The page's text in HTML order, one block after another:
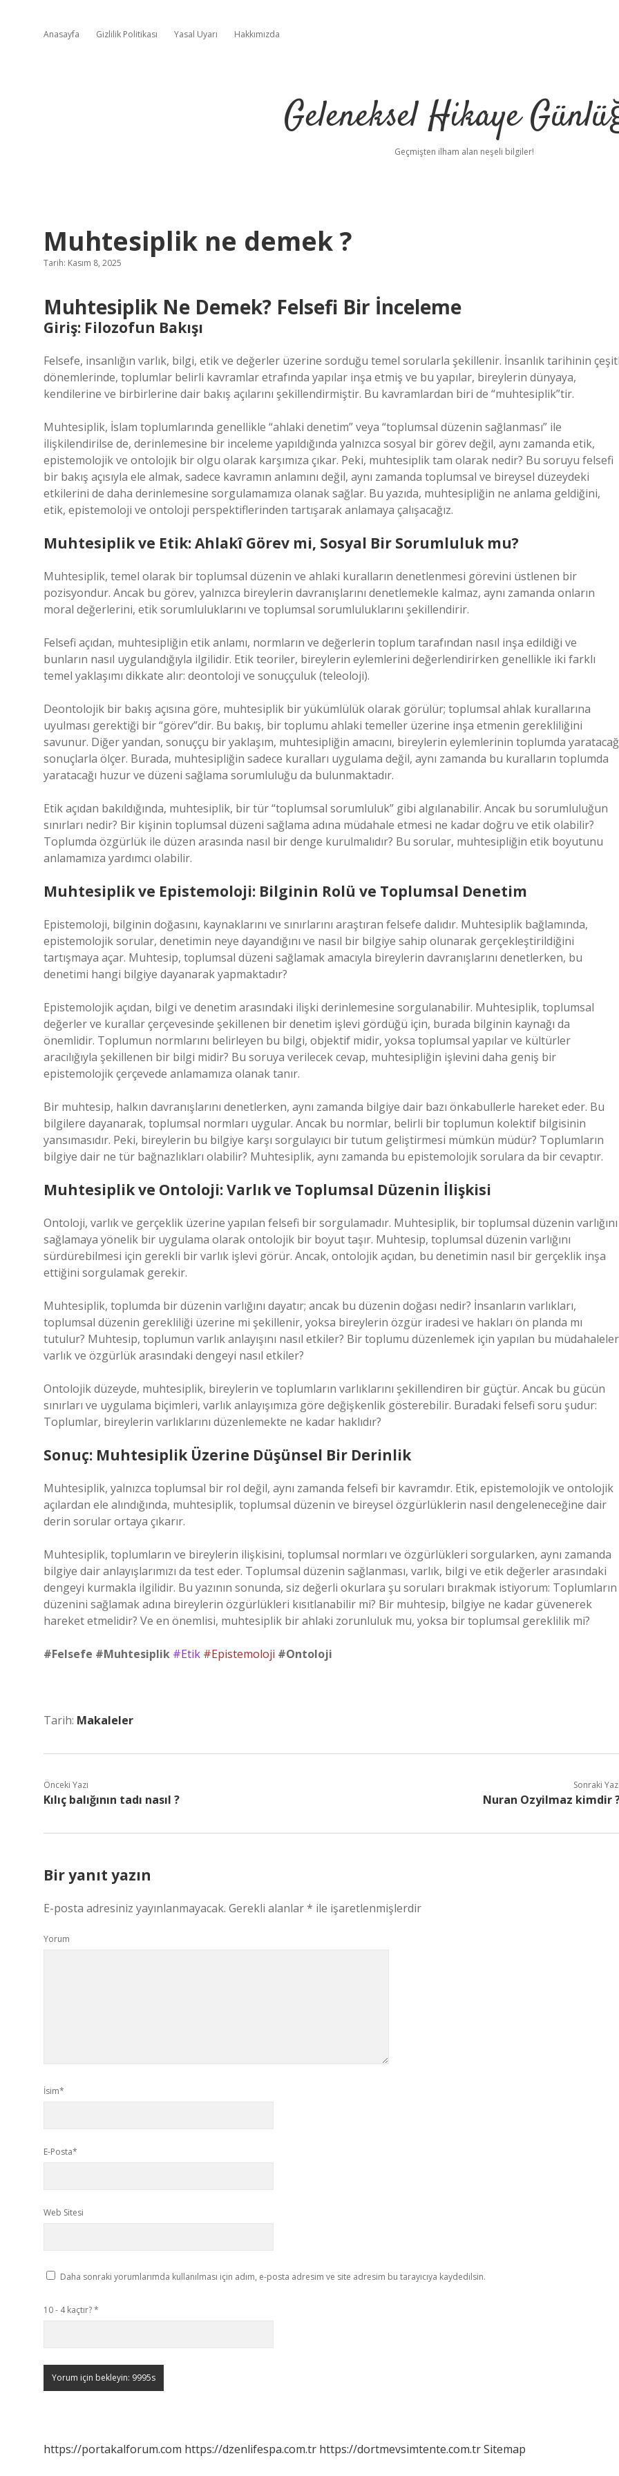
Anasayfa Gizlilik Politikası Yasal Uyarı Hakkımızda
Geleneksel Hikaye
Geçmişten ilham alan neşeli bilgiler!
Muhtesiplik ne demek ?
Tarih: Kasım 8, 2025
Muhtesiplik Ne Demek? Felsefi Bir İnceleme
Giriş: Filozofun Bakışı
Felsefe, insanlığın varlık, bilgi, etik ve değerler üzerine sorduğu temel sorularla şekillenir. İnsanlık tarihinin
dönemlerinde, toplumlar belirli kavramlar etrafında yapılar inşa etmiş ve bu yapılar, bireylerin dünyaya,
kendilerine ve birbirlerine dair bakış açılarını şekillendirmiştir. Bu kavramlardan biri de “muhtesiplik”tir.
Muhtesiplik, İslam toplumlarında genellikle “ahlaki denetim” veya “toplumsal düzenin sağlanması” ile
ilişkilendirilse de, derinlemesine bir inceleme yapıldığında yalnızca sosyal bir görev değil, aynı zamanda etik,
epistemolojik ve ontolojik bir olgu olarak karşımıza çıkar. Peki, muhtesiplik tam olarak nedir? Bu soruyu felsefi
bir bakış açısıyla ele almak, sadece kavramın anlamını değil, aynı zamanda toplumsal ve bireysel düzeydeki
etkilerini de daha derinlemesine sorgulamamıza olanak sağlar. Bu yazıda, muhtesipliğin ne anlama geldiğini,
etik, epistemoloji ve ontoloji perspektiflerinden tartışarak anlamaya çalışacağız.
Muhtesiplik ve Etik: Ahlakî Görev mi, Sosyal Bir Sorumluluk mu?
Muhtesiplik, temel olarak bir toplumsal düzenin ve ahlaki kuralların denetlenmesi görevini üstlenen bir
pozisyondur. Ancak bu görev, yalnızca bireylerin davranışlarını denetlemekle kalmaz, aynı zamanda onların
moral değerlerini, etik sorumluluklarını ve toplumsal sorumluluklarını şekillendirir.
Felsefi açıdan, muhtesipliğin etik anlamı, normların ve değerlerin toplum tarafından nasıl inşa edildiği ve
bunların nasıl uygulandığıyla ilgilidir. Etik teoriler, bireylerin eylemlerini değerlendirirken genellikle iki farklı
temel yaklaşımı dikkate alır: deontoloji ve sonuççuluk (teleoloji).
Deontolojik bir bakış açısına göre, muhtesiplik bir yükümlülük olarak görülür; toplumsal ahlak kurallarına
uyulması gerektiği bir “görev”dir. Bu bakış, bir toplumu ahlaki temeller üzerine inşa etmenin gerekliliğini
savunur. Diğer yandan, sonuççu bir yaklaşım, muhtesipliğin amacını, bireylerin eylemlerinin toplumda
sonuçlarla ölçer. Burada, muhtesipliğin sadece kuralları uygulama değil, aynı zamanda bu kuralların toplumda
yaratacağı huzur ve düzeni sağlama sorumluluğu da bulunmaktadır.
Etik açıdan bakıldığında, muhtesiplik, bir tür “toplumsal sorumluluk” gibi algılanabilir. Ancak bu sorumluluğun
sınırları nedir? Bir kişinin toplumsal düzeni sağlama adına müdahale etmesi ne kadar doğru ve etik olabilir?
Toplumda özgürlük ile düzen arasında nasıl bir denge kurulmalıdır? Bu sorular, muhtesipliğin etik boyutunu
anlamamıza yardımcı olabilir.
Muhtesiplik ve Epistemoloji: Bilginin Rolü ve Toplumsal Denetim
Epistemoloji, bilginin doğasını, kaynaklarını ve sınırlarını araştıran felsefe dalıdır. Muhtesiplik bağlamında,
epistemolojik sorular, denetimin neye dayandığını ve nasıl bir bilgiye sahip olunarak gerçekleştirildiğini
tartışmaya açar. Muhtesip, toplumsal düzeni sağlamak amacıyla bireylerin davranışlarını denetlerken, bu
denetimi hangi bilgiye dayanarak yapmaktadır?
Epistemolojik açıdan, bilgi ve denetim arasındaki ilişki derinlemesine sorgulanabilir. Muhtesiplik, toplumsal
değerler ve kurallar çerçevesinde şekillenen bir denetim işlevi gördüğü için, burada bilginin kaynağı da
önemlidir. Toplumun normlarını belirleyen bu bilgi, objektif midir, yoksa toplumsal yapılar ve kültürler
aracılığıyla şekillenen bir bilgi midir? Bu soruya verilecek cevap, muhtesipliğin işlevini daha geniş bir
epistemolojik çerçevede anlamamıza olanak tanır.
Bir muhtesip, halkın davranışlarını denetlerken, aynı zamanda bilgiye dair bazı önkabullerle hareket eder. Bu
bilgilere dayanarak, toplumsal normları uygular. Ancak bu normlar, belirli bir toplumun kolektif bilgisinin
yansımasıdır. Peki, bireylerin bu bilgiye karşı sorgulayıcı bir tutum geliştirmesi mümkün müdür? Toplumların
bilgiye dair ne tür bağnazlıkları olabilir? Muhtesiplik, aynı zamanda bu epistemolojik sorulara da bir cevaptır.
Muhtesiplik ve Ontoloji: Varlık ve Toplumsal Düzenin İlişkisi
Ontoloji, varlık ve gerçeklik üzerine yapılan felsefi bir sorgulamadır. Muhtesiplik, bir toplumsal düzenin varlığını
sağlamaya yönelik bir uygulama olarak ontolojik bir boyut taşır. Muhtesip, toplumsal düzenin varlığını
sürdürebilmesi için gerekli bir varlık işlevi görür. Ancak, ontolojik açıdan, bu denetimin nasıl bir gerçeklik inşa
ettiğini sorgulamak gerekir.
Muhtesiplik, toplumda bir düzenin varlığını dayatır; ancak bu düzenin doğası nedir? İnsanların varlıkları,
toplumsal düzenin gerekliliği üzerine mi şekillenir, yoksa bireylerin özgür iradesi ve hakları ön planda mı
tutulur? Muhtesip, toplumun varlık anlayışını nasıl etkiler? Bir toplumu düzenlemek için yapılan bu
varlık ve özgürlük arasındaki dengeyi nasıl etkiler?
Ontolojik düzeyde, muhtesiplik, bireylerin ve toplumların varlıklarını şekillendiren bir güçtür. Ancak bu gücün
sınırları ve uygulama biçimleri, varlık anlayışımıza göre değişkenlik gösterebilir. Buradaki felsefi soru şudur:
Toplumlar, bireylerin varlıklarını düzenlemekte ne kadar haklıdır?
Sonuç: Muhtesiplik Üzerine Düşünsel Bir Derinlik
Muhtesiplik, yalnızca toplumsal bir rol değil, aynı zamanda felsefi bir kavramdır. Etik, epistemolojik ve ontolojik
açılardan ele alındığında, muhtesiplik, toplumsal düzenin ve bireysel özgürlüklerin nasıl dengeleneceğine dair
derin sorular ortaya çıkarır.
Muhtesiplik, toplumların ve bireylerin ilişkisini, toplumsal normları ve özgürlükleri sorgularken, aynı zamanda
bilgiye dair anlayışlarımızı da test eder. Toplumsal düzenin sağlanması, varlık, bilgi ve etik değerler arasındaki
dengeyi kurmakla ilgilidir. Bu yazının sonunda, siz değerli okurlara şu soruları bırakmak istiyorum: Toplumların
düzenini sağlamak adına bireylerin özgürlükleri kısıtlanabilir mi? Bir muhtesip, bilgiye ne kadar güvenerek
hareket etmelidir? Ve en önemlisi, muhtesiplik bir ahlaki zorunluluk mu, yoksa bir toplumsal gereklilik mi?
#Felsefe #Muhtesiplik #Etik #Epistemoloji #Ontoloji
Tarih: Makaleler
Önceki Yazı
Kılıç balığının tadı nasıl ?
Sonraki
Nuran Ozyilmaz kimdir
Bir yanıt yazın
E-posta adresiniz yayınlanmayacak. Gerekli alanlar* ile işaretlenmişlerdir
Yorum
İsim*
E-Posta*
Web Sitesi
Daha sonraki yorumlarımda kullanılması için adım, e-posta adresim ve site adresim bu tarayıcıya kaydedilsin.
10 - 4 kaçtır?*
https://portakalforum.com https://dzenlifespa.com.tr https://dortmevsimtente.com.trSitemap